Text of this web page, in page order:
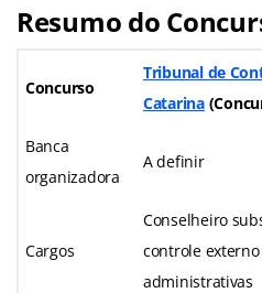
Resumo do
Concurso
Tribunal de
Catarina(
Banca
organizadora
A definir
Cargos
Conselheiro
controle
administrativas